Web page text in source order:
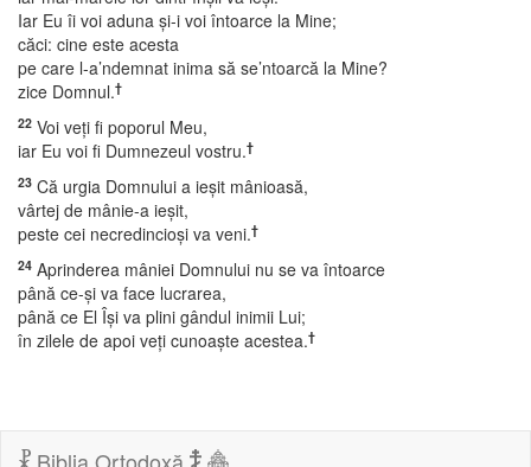
Iar Eu îi voi aduna şi-i voi întoarce la Mine;
căci: cine este acesta
pe care l-a’ndemnat inima să se’ntoarcă la Mine?
zice Domnul.†
22 Voi veţi fi poporul Meu,
iar Eu voi fi Dumnezeul vostru.†
23 Că urgia Domnului a ieşit mânioasă,
vârtej de mânie-a ieşit,
peste cei necredincioşi va veni.†
24 Aprinderea mâniei Domnului nu se va întoarce
până ce-şi va face lucrarea,
până ce El Îşi va plini gândul inimii Lui;
în zilele de apoi veţi cunoaşte acestea.†